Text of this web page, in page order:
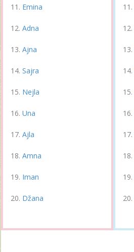
Emina
Adna
Ajna
Sajra
Nejla
Una
Ajla
Amna
Iman
Džana